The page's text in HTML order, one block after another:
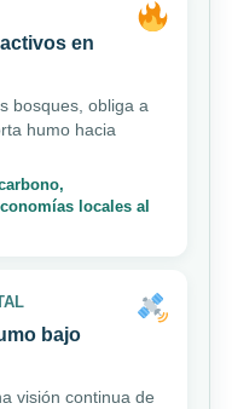
en
bosques, obliga a
humo hacia
locales al
bajo
visión continua de